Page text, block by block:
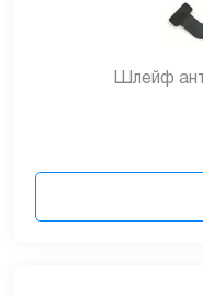
Шлейф